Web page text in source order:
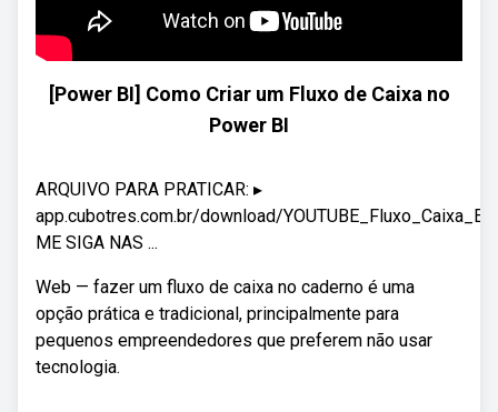
[Power BI] Como Criar um Fluxo de Caixa no
Power BI
ARQUIVO PARA PRATICAR: ▸
app.cubotres.com.br/download/
ME SIGA NAS ...
Web — fazer um fluxo de caixa no caderno é uma
opção prática e tradicional, principalmente para
pequenos empreendedores que preferem não usar
tecnologia.